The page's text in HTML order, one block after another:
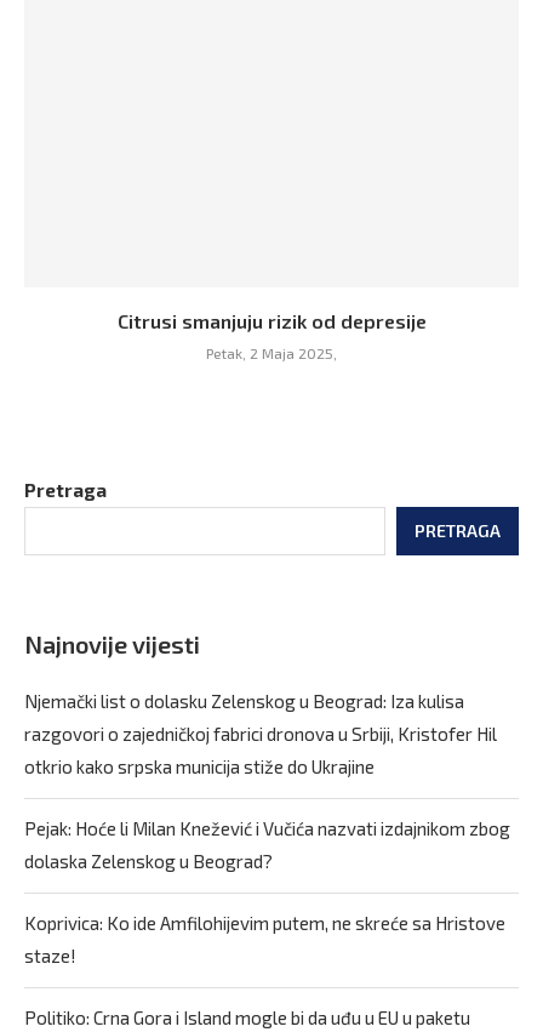
Citrusi smanjuju rizik od depresije
Petak, 2 Maja 2025,
Pretraga
PRETRAGA
Najnovije vijesti
Njemački list o dolasku Zelenskog u Beograd: Iza kulisa
razgovori o zajedničkoj fabrici dronova u Srbiji, Kristofer Hil
otkrio kako srpska municija stiže do Ukrajine
Pejak: Hoće li Milan Knežević i Vučića nazvati izdajnikom zbog
dolaska Zelenskog u Beograd?
Koprivica: Ko ide Amfilohijevim putem, ne skreće sa Hristove
staze!
Politiko: Crna Gora i Island mogle bi da uđu u EU u paketu